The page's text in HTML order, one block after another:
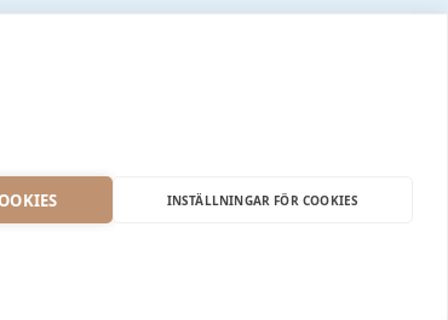
INSTÄLLNINGAR FÖR COOKIES